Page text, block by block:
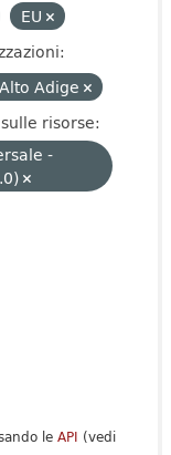
EU
Adige
risorse:
-
le API (vedi